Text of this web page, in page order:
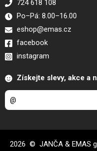
724 618 108
Po–Pá: 8.00–16.00
eshop@emas.cz
facebook
instagram
Získejte slevy, akce a
2026 © JANČA & EMAS